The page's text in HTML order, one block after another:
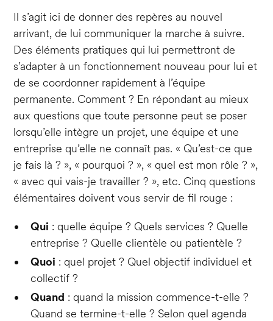
Il s’agit ici de donner des repères au nouvel
arrivant, de lui communiquer la marche à suivre.
Des éléments pratiques qui lui permettront de
s’adapter à un fonctionnement nouveau pour lui et
de se coordonner rapidement à l’équipe
permanente. Comment ? En répondant au mieux
aux questions que toute personne peut se poser
lorsqu’elle intègre un projet, une équipe et une
entreprise qu’elle ne connaît pas. « Qu’est-ce que
je fais là ? », « pourquoi ? », « quel est mon rôle ? »,
« avec qui vais-je travailler ? », etc. Cinq questions
élémentaires doivent vous servir de fil rouge :
Qui : quelle équipe ? Quels services ? Quelle
entreprise ? Quelle clientèle ou patientèle ?
Quoi : quel projet ? Quel objectif individuel et
collectif ?
Quand : quand la mission commence-t-elle ?
Quand se termine-t-elle ? Selon quel agenda